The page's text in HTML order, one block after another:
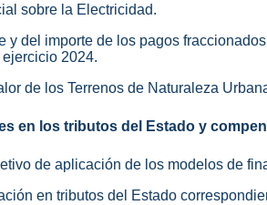
sobre la Electricidad.
del importe de los pagos
2024.
de los Terrenos de Naturaleza
en los tributos del Estado y
de aplicación de los modelos de
en tributos del Estado